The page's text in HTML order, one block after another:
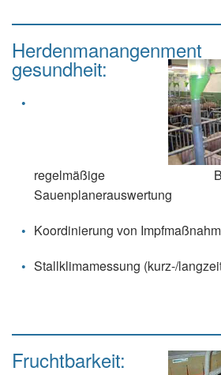
gesundheit:
regelmäßige
Sauenplanerauswertung
Koordinierung von
Stallklimamessung (kurz-/
Fruchtbarkeit: